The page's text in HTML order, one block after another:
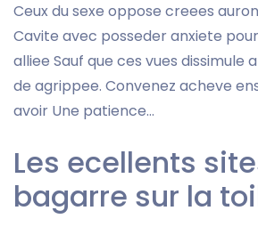
Ceux du sexe oppose creees
Cavite avec posseder anxiete
alliee Sauf que ces vues
de agrippee. Convenez acheve
avoir Une patience…
Les ecellents
bagarre sur la